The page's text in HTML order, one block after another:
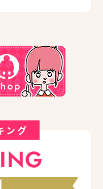
ング